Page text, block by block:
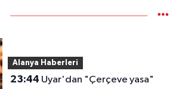
Alanya Haberleri
23:44